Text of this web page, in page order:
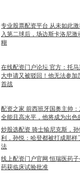
专业股票配资平台 从未如此
入第二球后，场边斯卡洛尼激
糊
在线配资门户论坛 官方：托
大申请又被驳回！他无法参加
首战
配资之家 前西班牙国奥主帅
全能且高水平，他将成为出色
炒股选配资 骑士输尼克斯，
利，孙悦：哈登都被打成那样
法
线上配资门户官网 恒瑞医药
药获临床试验批准